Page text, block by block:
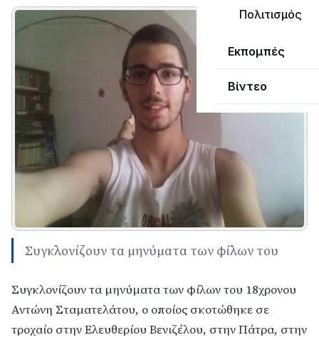
Πολιτισμός
Εκπομπές
Βίντεο
Συγκλονίζουν τα μηνύματα των φίλων του
Συγκλονίζουν τα μηνύματα των φίλων του 18χρονου
Αντώνη Σταματελάτου, ο οποίος σκοτώθηκε σε
τροχαίο στην Ελευθερίου Βενιζέλου, στην Πάτρα, στην